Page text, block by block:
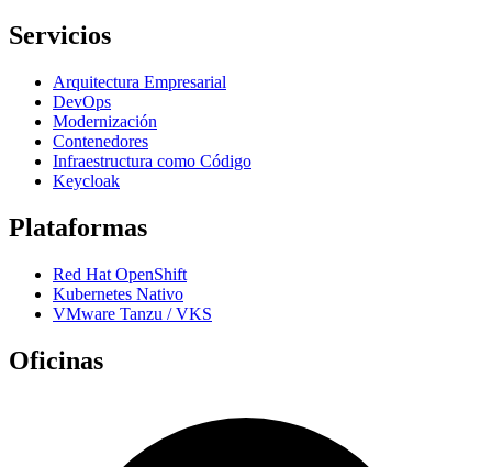
Servicios
Arquitectura Empresarial
DevOps
Modernización
Contenedores
Infraestructura como Código
Keycloak
Plataformas
Red Hat OpenShift
Kubernetes Nativo
VMware Tanzu / VKS
Oficinas